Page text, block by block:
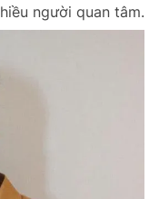
người quan tâm.